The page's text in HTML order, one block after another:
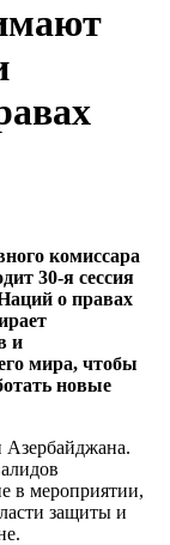
комиссара
30-я сессия
о правах
и
мира, чтобы
новые
Азербайджана.
в мероприятии,
защиты и